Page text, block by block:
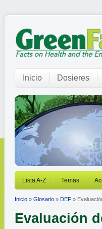
Inicio Dosieres
Lista A-Z Temas
Inicio » Glosario » DEF »
Evaluación